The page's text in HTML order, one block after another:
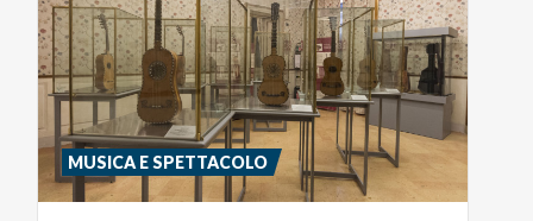
MUSICA E SPETTACOLO